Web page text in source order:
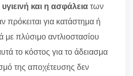
υγιεινή και η ασφάλειατων
πρόκειται για κατάστημα ή
με πλύσιμο αντλιοστασίου
το κόστος για το άδειασμα
της αποχέτευσης δεν